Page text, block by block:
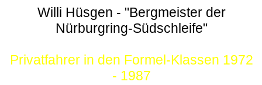
Willi Hüsgen - "Bergmeister der
Nürburgring-Südschleife"
Privatfahrer in den Formel-Klassen 1972
- 1987